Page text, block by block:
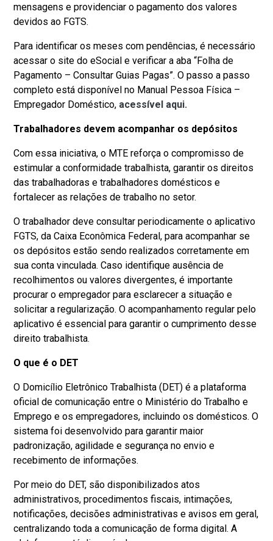
mensagens e providenciar o pagamento dos valores
devidos ao FGTS.
Para identificar os meses com pendências, é necessário
acessar o site do eSocial e verificar a aba “Folha de
Pagamento – Consultar Guias Pagas”. O passo a passo
completo está disponível no Manual Pessoa Física –
Empregador Doméstico, acessível aqui.
Trabalhadores devem acompanhar os depósitos
Com essa iniciativa, o MTE reforça o compromisso de
estimular a conformidade trabalhista, garantir os direitos
das trabalhadoras e trabalhadores domésticos e
fortalecer as relações de trabalho no setor.
O trabalhador deve consultar periodicamente o aplicativo
FGTS, da Caixa Econômica Federal, para acompanhar se
os depósitos estão sendo realizados corretamente em
sua conta vinculada. Caso identifique ausência de
recolhimentos ou valores divergentes, é importante
procurar o empregador para esclarecer a situação e
solicitar a regularização. O acompanhamento regular pelo
aplicativo é essencial para garantir o cumprimento desse
direito trabalhista.
O que é o DET
O Domicílio Eletrônico Trabalhista (DET) é a plataforma
oficial de comunicação entre o Ministério do Trabalho e
Emprego e os empregadores, incluindo os domésticos. O
sistema foi desenvolvido para garantir maior
padronização, agilidade e segurança no envio e
recebimento de informações.
Por meio do DET, são disponibilizados atos
administrativos, procedimentos fiscais, intimações,
notificações, decisões administrativas e avisos em geral,
centralizando toda a comunicação de forma digital. A